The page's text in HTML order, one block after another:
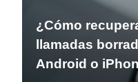
¿Cómo
llamadas
Android o